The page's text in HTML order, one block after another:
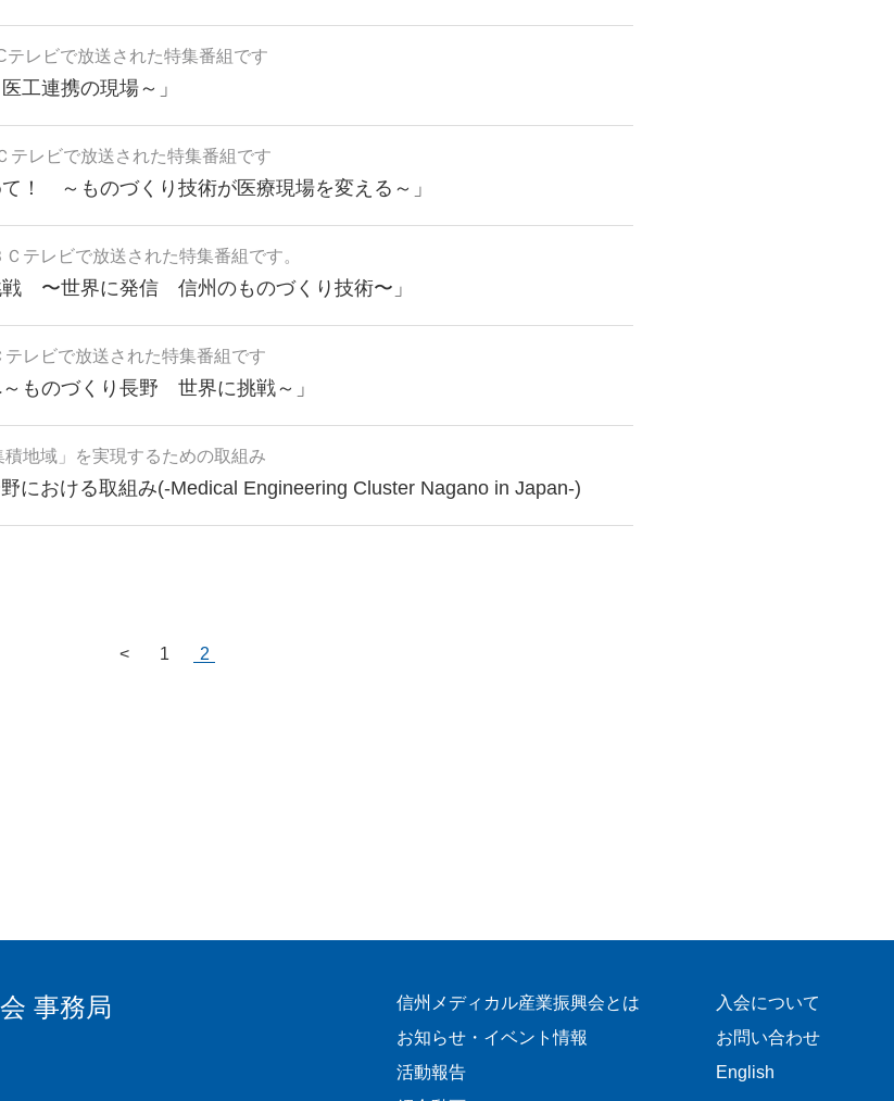
レビで放送された特集番組です
工連携の現場～」
テレビで放送された特集番組です
！ ～ものづくり技術が医療現場を変える～」
テレビで放送された特集番組です。
〜世界に発信 信州のものづくり技術〜」
レビで放送された特集番組です
ものづくり長野 世界に挑戦～」
積地域」を実現するための取組み
における取組み(-Medical Engineering Cluster Nagano in Japan-)
< 1 2
事務局
信州メディカル産業振興会とは
お知らせ・イベント情報
活動報告
入会について
お問い合わせ
English